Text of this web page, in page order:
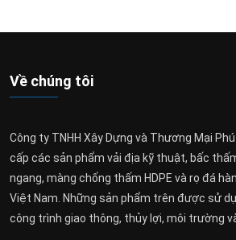
Về chúng tôi
Công ty TNHH Xây Dựng và Thương Mại
cấp các sản phẩm vải địa kỹ thuật, bấc
ngang, màng chống thấm HDPE và rọ đá
Việt Nam. Những sản phẩm trên được sử
công trình giao thông, thủy lợi, môi trường